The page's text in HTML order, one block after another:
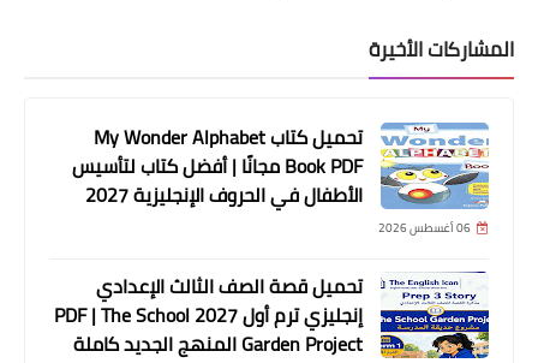
المشاركات الأخيرة
تحميل كتاب My Wonder Alphabet
Book PDF مجانًا | أفضل كتاب لتأسيس
الأطفال في الحروف الإنجليزية 2027
06 أغسطس 2026
تحميل قصة الصف الثالث الإعدادي
إنجليزي ترم أول 2027 PDF | The School
Garden Project المنهج الجديد كاملة